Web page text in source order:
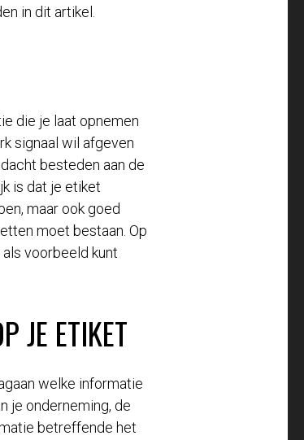
in dit artikel.
die je laat opnemen
signaal wil afgeven
besteden aan de
is dat je etiket
maar ook goed
moet bestaan. Op
voorbeeld kunt
JE ETIKET
welke informatie
je onderneming, de
betreffende het